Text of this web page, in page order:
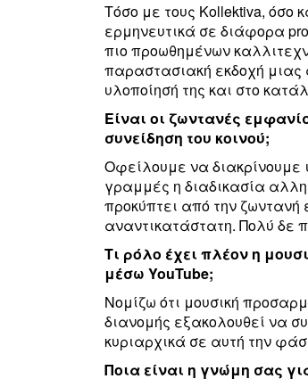
Τόσο με τους Kollektiva, όσο
ερμηνευτικά σε διάφορα
πιο προωθημένων
παραστασιακή εκδοχή
υλοποίησή της και στο
Είναι οι ζωντανές
συνείδηση του κοινού;
Οφείλουμε να διακρίνουμε
γραμμές η διαδικασία
προκύπτει από την ζωντανή
αναντικατάστατη. Πολύ δε
Τι ρόλο έχει πλέον η
μέσω YouTube;
Νομίζω ότι μουσική
διανομής εξακολουθεί να
κυριαρχικά σε αυτή την
Ποια είναι η γνώμη σας